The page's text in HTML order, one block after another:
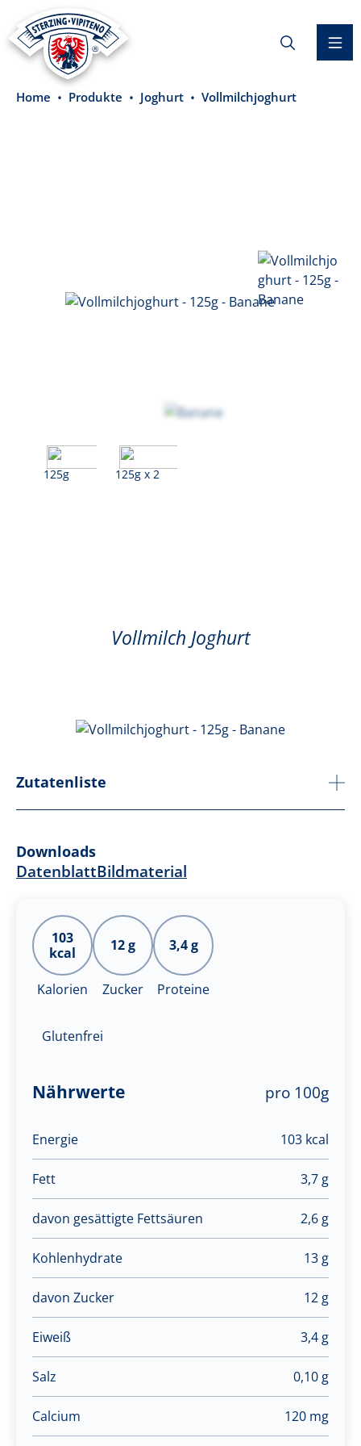
springen
Home Produkte Joghurt Vollmilchjoghurt
125g 125g x 2
Vollmilch Joghurt
Zutatenliste
Downloads
DatenblattBildmaterial
103
kcal
Kalorien
12 g
Zucker
3,4 g
Proteine
Glutenfrei
Nährwerte pro 100g
Energie 103 kcal
Fett 3,7 g
davon gesättigte Fettsäuren 2,6 g
Kohlenhydrate 13 g
davon Zucker 12 g
Eiweiß 3,4 g
Salz 0,10 g
Calcium 120 mg